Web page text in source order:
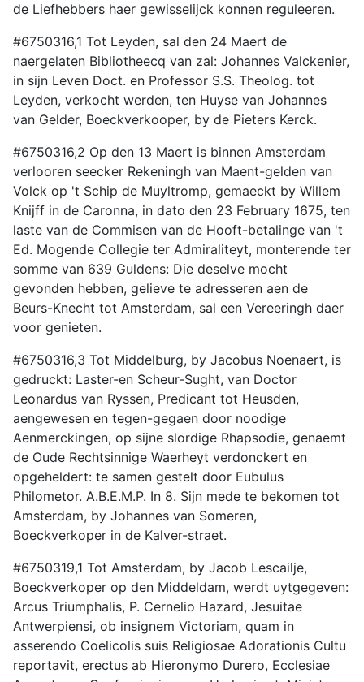
de Liefhebbers haer gewisselijck konnen reguleeren.
#6750316,1 Tot Leyden, sal den 24 Maert de
naergelaten Bibliotheecq van zal: Johannes Valckenier,
in sijn Leven Doct. en Professor S.S. Theolog. tot
Leyden, verkocht werden, ten Huyse van Johannes
van Gelder, Boeckverkooper, by de Pieters Kerck.
#6750316,2 Op den 13 Maert is binnen Amsterdam
verlooren seecker Rekeningh van Maent-gelden van
Volck op 't Schip de Muyltromp, gemaeckt by Willem
Knijff in de Caronna, in dato den 23 February 1675, ten
laste van de Commisen van de Hooft-betalinge van 't
Ed. Mogende Collegie ter Admiraliteyt, monterende ter
somme van 639 Guldens: Die deselve mocht
gevonden hebben, gelieve te adresseren aen de
Beurs-Knecht tot Amsterdam, sal een Vereeringh daer
voor genieten.
#6750316,3 Tot Middelburg, by Jacobus Noenaert, is
gedruckt: Laster-en Scheur-Sught, van Doctor
Leonardus van Ryssen, Predicant tot Heusden,
aengewesen en tegen-gegaen door noodige
Aenmerckingen, op sijne slordige Rhapsodie, genaemt
de Oude Rechtsinnige Waerheyt verdonckert en
opgeheldert: te samen gestelt door Eubulus
Philometor. A.B.E.M.P. In 8. Sijn mede te bekomen tot
Amsterdam, by Johannes van Someren,
Boeckverkoper in de Kalver-straet.
#6750319,1 Tot Amsterdam, by Jacob Lescailje,
Boeckverkoper op den Middeldam, werdt uytgegeven:
Arcus Triumphalis, P. Cernelio Hazard, Jesuitae
Antwerpiensi, ob insignem Victoriam, quam in
asserendo Coelicolis suis Religiosae Adorationis Cultu
reportavit, erectus ab Hieronymo Durero, Ecclesiae